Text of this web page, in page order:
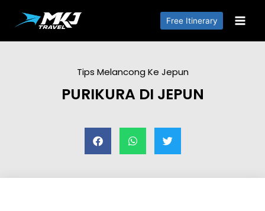
Free Itinerary
Tips Melancong Ke Jepun
PURIKURA DI JEPUN